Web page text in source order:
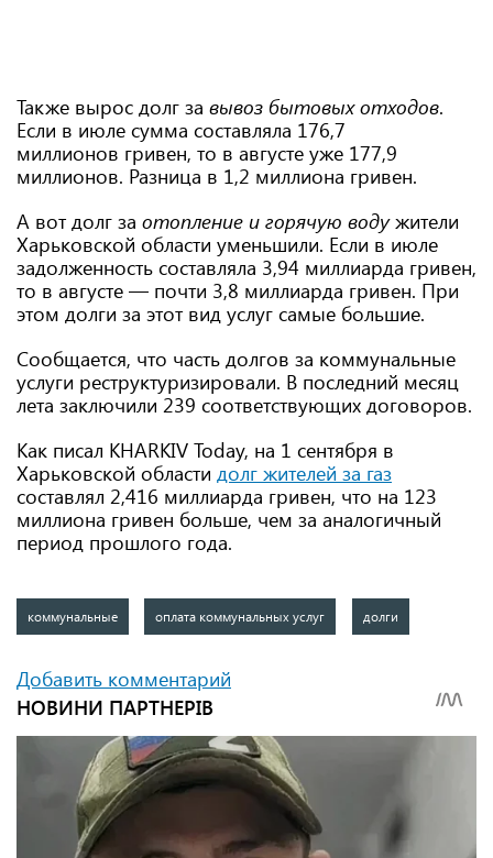
Также вырос долг за вывоз бытовых отходов.
Если в июле сумма составляла 176,7
миллионов гривен, то в августе уже 177,9
миллионов. Разница в 1,2 миллиона гривен.
А вот долг за отопление и горячую водужители
Харьковской области уменьшили. Если в июле
задолженность составляла 3,94 миллиарда гривен,
то в августе — почти 3,8 миллиарда гривен. При
этом долги за этот вид услуг самые большие.
Сообщается, что часть долгов за коммунальные
услуги реструктуризировали. В последний месяц
лета заключили 239 соответствующих договоров.
Как писал KHARKIV Today, на 1 сентября в
Харьковской области долг жителей за газ
составлял 2,416 миллиарда гривен, что на 123
миллиона гривен больше, чем за аналогичный
период прошлого года.
коммунальные оплата коммунальных услуг долги
Добавить комментарий